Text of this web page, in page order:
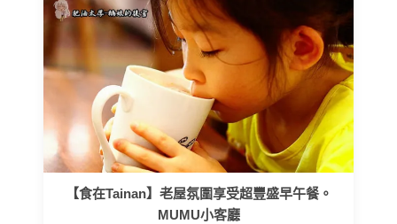
【食在Tainan】老屋氛圍享受超豐盛早午餐。
MUMU小客廳